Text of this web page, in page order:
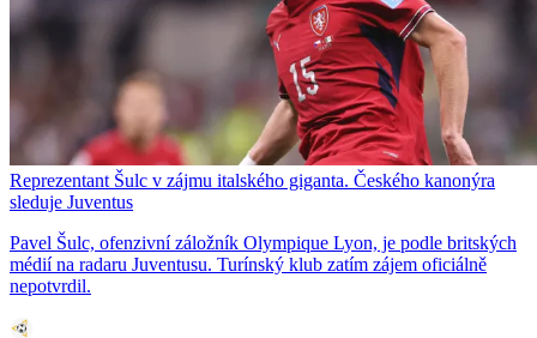
Reprezentant Šulc v zájmu italského giganta. Českého kanonýra
sleduje Juventus
Pavel Šulc, ofenzivní záložník Olympique Lyon, je podle britských
médií na radaru Juventusu. Turínský klub zatím zájem oficiálně
nepotvrdil.